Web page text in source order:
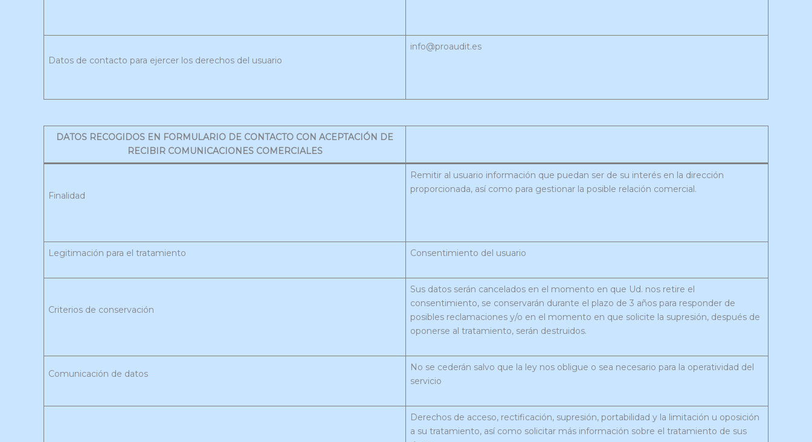
Datos de contacto para ejercer los derechos del usuario
info@proaudit.es
DATOS RECOGIDOS EN FORMULARIO DE CONTACTO CON ACEPTACIÓN DE
RECIBIR COMUNICACIONES COMERCIALES
Finalidad
Remitir al usuario información que puedan ser de su interés en la dirección
proporcionada, así como para gestionar la posible relación comercial.
Legitimación para el tratamiento Consentimiento del usuario
Criterios de conservación
Sus datos serán cancelados en el momento en que Ud. nos retire el
consentimiento, se conservarán durante el plazo de 3 años para responder de
posibles reclamaciones y/o en el momento en que solicite la supresión, después de
oponerse al tratamiento, serán destruidos.
Comunicación de datos
No se cederán salvo que la ley nos obligue o sea necesario para la operatividad del
servicio
Derechos de acceso, rectificación, supresión, portabilidad y la limitación u oposición
a su tratamiento, así como solicitar más información sobre el tratamiento de sus